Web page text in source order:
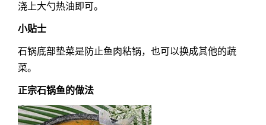
浇上大勺热油即可。
小贴士
石锅底部垫菜是防止鱼肉粘锅，也可以换成其他的蔬
菜。
正宗石锅鱼的做法